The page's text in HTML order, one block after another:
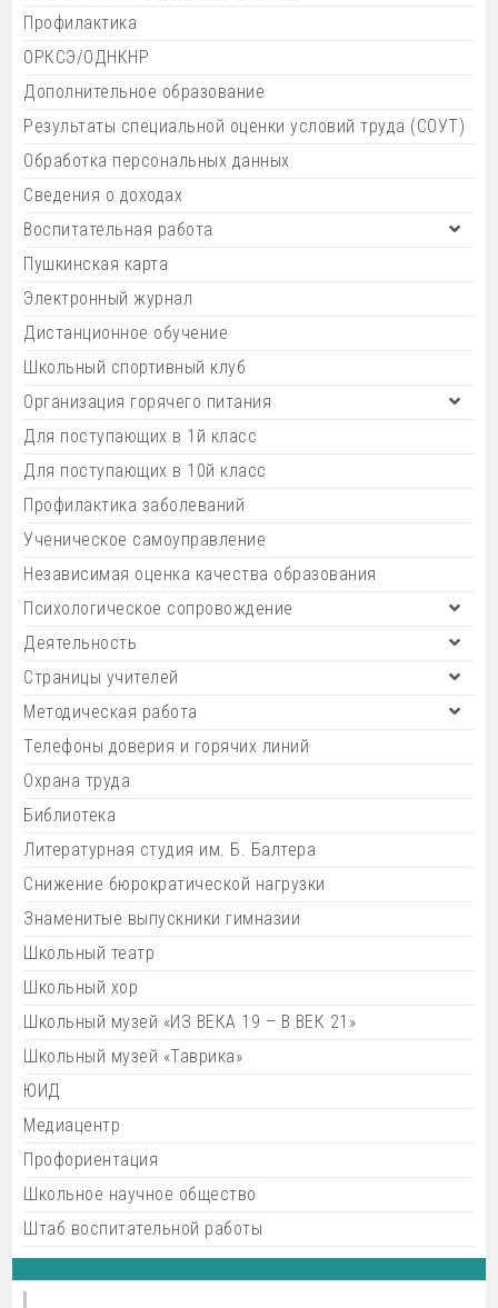
Профилактика
ОРКСЭ/ОДНКНР
Дополнительное образование
Результаты специальной оценки условий труда (СОУТ)
Обработка персональных данных
Сведения о доходах
Воспитательная работа
Пушкинская карта
Электронный журнал
Дистанционное обучение
Школьный спортивный клуб
Организация горячего питания
Для поступающих в 1й класс
Для поступающих в 10й класс
Профилактика заболеваний
Ученическое самоуправление
Независимая оценка качества образования
Психологическое сопровождение
Деятельность
Страницы учителей
Методическая работа
Телефоны доверия и горячих линий
Охрана труда
Библиотека
Литературная студия им. Б. Балтера
Снижение бюрократической нагрузки
Знаменитые выпускники гимназии
Школьный театр
Школьный хор
Школьный музей «ИЗ ВЕКА 19 – В ВЕК 21»
Школьный музей «Таврика»
ЮИД
Медиацентр
Профориентация
Школьное научное общество
Штаб воспитательной работы